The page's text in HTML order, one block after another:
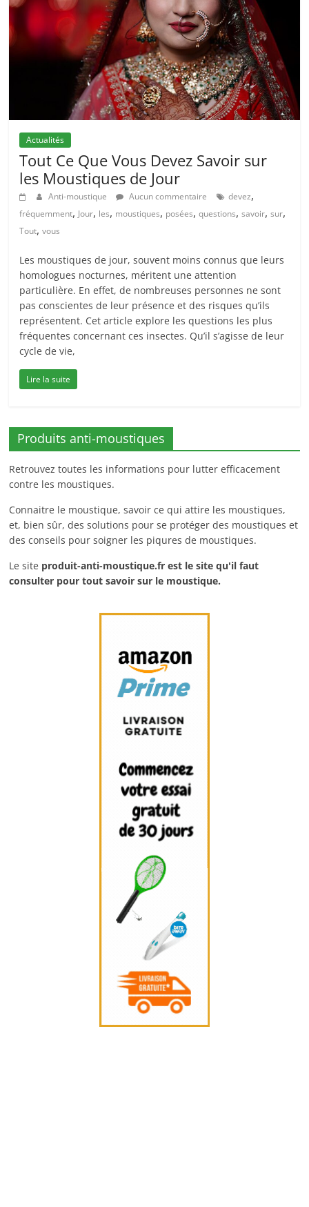
Actualités
Tout Ce Que Vous Devez Savoir sur
les Moustiques de Jour
Anti-moustique Aucun commentaire devez,
fréquemment, Jour, les, moustiques, posées,questions,savoir,sur,
Tout,vous
Les moustiques de jour, souvent moins connus que leurs
homologues nocturnes, méritent une attention
particulière. En effet, de nombreuses personnes ne sont
pas conscientes de leur présence et des risques qu’ils
représentent. Cet article explore les questions les plus
fréquentes concernant ces insectes. Qu’il s’agisse de leur
cycle de vie,
Lire la suite
Produits anti-moustiques
Retrouvez toutes les informations pour lutter efficacement
contre les moustiques.
Connaitre le moustique, savoir ce qui attire les moustiques,
et, bien sûr, des solutions pour se protéger des moustiques et
des conseils pour soigner les piqures de moustiques.
Le site produit-anti-moustique.fr est le site qu'il faut
consulter pour tout savoir sur le moustique.